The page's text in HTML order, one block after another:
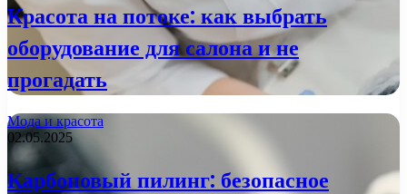
Красота на потоке: как выбрать
оборудование для салона и не
прогадать
Мода и красота
02.05.2025
Карбоновый пилинг: безопасное